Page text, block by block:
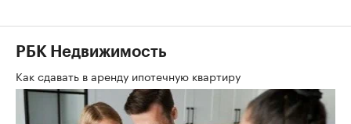
РБК Недвижимость
Как сдавать в аренду ипотечную квартиру